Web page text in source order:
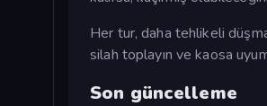
Her tur, daha tehlikeli
silah toplayın ve kaosa
Son güncelleme